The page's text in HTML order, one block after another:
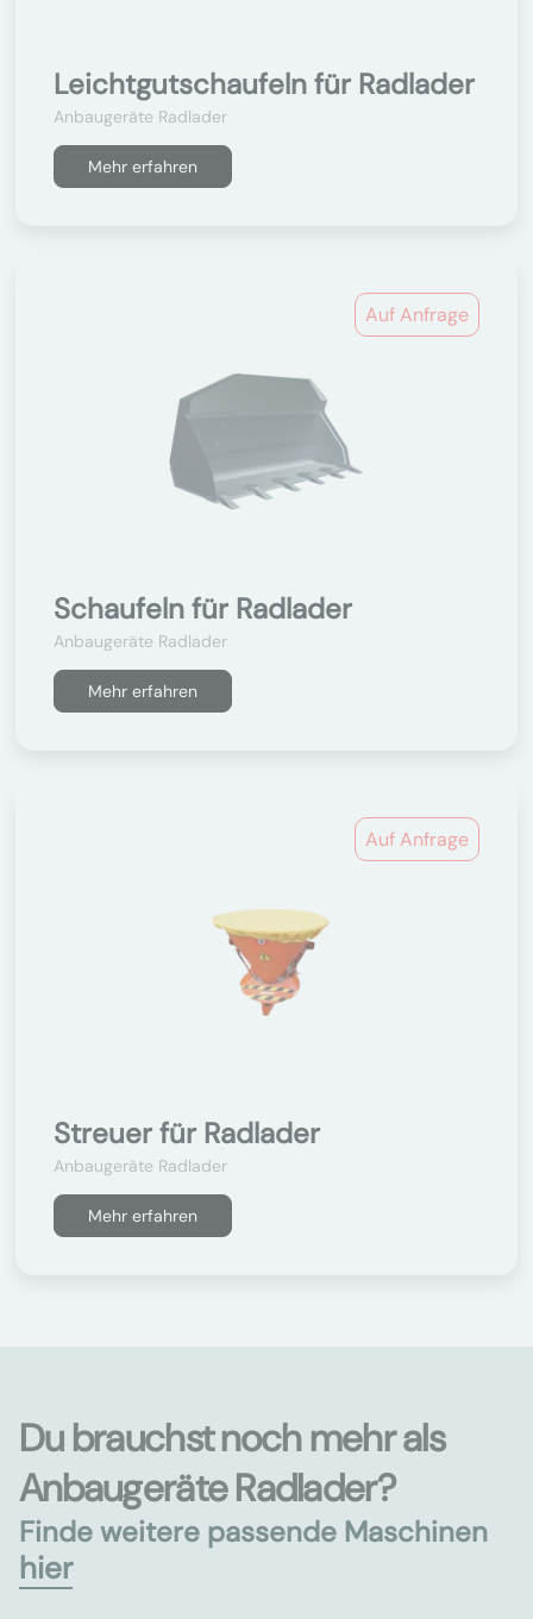
Leichtgutschaufeln für Radlader
Anbaugeräte Radlader
Mehr erfahren
Auf Anfrage
Schaufeln für Radlader
Anbaugeräte Radlader
Mehr erfahren
Auf Anfrage
Streuer für Radlader
Anbaugeräte Radlader
Mehr erfahren
Du brauchst noch mehr als
Anbaugeräte Radlader?
Finde weitere passende Maschinen
hier